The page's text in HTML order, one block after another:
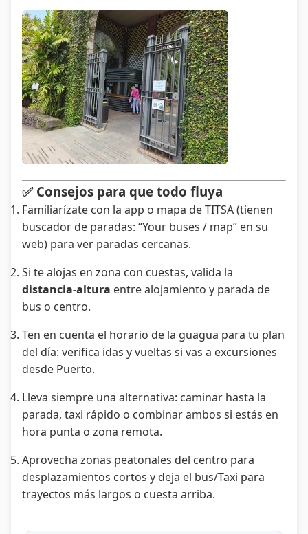
✅ Consejos para que todo fluya
Familiarízate con la app o mapa de TITSA (tienen
buscador de paradas: “Your buses / map” en su
web) para ver paradas cercanas.
Si te alojas en zona con cuestas, valida la
distancia-altura entre alojamiento y parada de
bus o centro.
Ten en cuenta el horario de la guagua para tu plan
del día: verifica idas y vueltas si vas a excursiones
desde Puerto.
Lleva siempre una alternativa: caminar hasta la
parada, taxi rápido o combinar ambos si estás en
hora punta o zona remota.
Aprovecha zonas peatonales del centro para
desplazamientos cortos y deja el bus/Taxi para
trayectos más largos o cuesta arriba.